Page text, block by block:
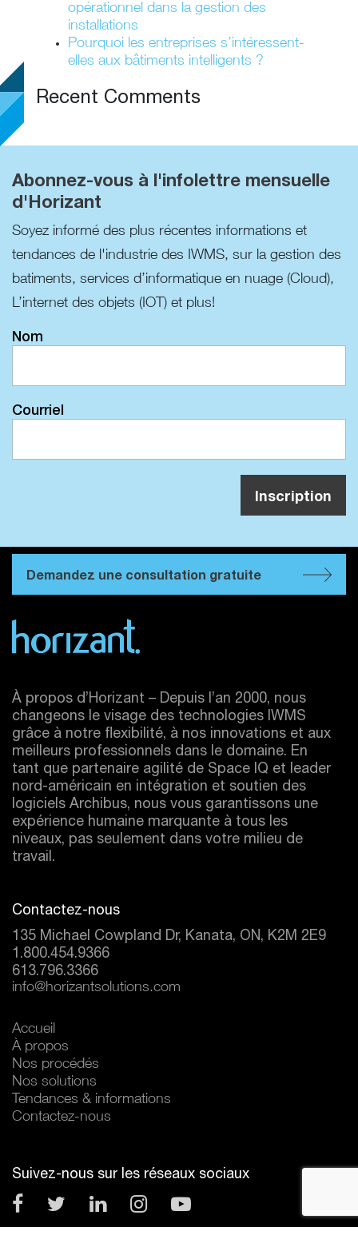
opérationnel dans la gestion des
installations
Pourquoi les entreprises s’intéressent-
elles aux bâtiments intelligents ?
Recent Comments
Abonnez-vous à l'infolettre mensuelle
d'Horizant
Soyez informé des plus récentes informations et
tendances de l'industrie des IWMS, sur la gestion des
batiments, services d’informatique en nuage (Cloud),
L’internet des objets (IOT) et plus!
Nom
Courriel
Demandez une consultation gratuite
À propos d’Horizant – Depuis l’an 2000, nous
changeons le visage des technologies IWMS
grâce à notre flexibilité, à nos innovations et aux
meilleurs professionnels dans le domaine. En
tant que partenaire agilité de Space IQ et leader
nord-américain en intégration et soutien des
logiciels Archibus, nous vous garantissons une
expérience humaine marquante à tous les
niveaux, pas seulement dans votre milieu de
travail.
Contactez-nous
135 Michael Cowpland Dr, Kanata, ON, K2M 2E9
1.800.454.9366
613.796.3366
info@horizantsolutions.com
Accueil
À propos
Nos procédés
Nos solutions
Tendances & informations
Contactez-nous
Suivez-nous sur les réseaux sociaux